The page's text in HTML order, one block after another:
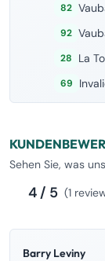
82
92
28 La
69
Sehen Sie, was
4 / 5 (1
Barry Leviny